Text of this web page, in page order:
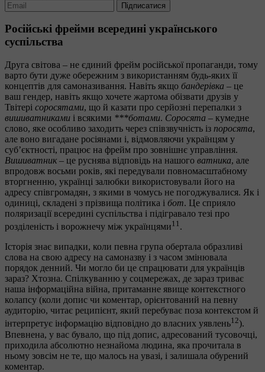
Підписатися
Російські фрейми всередині українського
суспільства
Друга світова – не єдиний фрейм російської пропаганди, тому
варто бути дуже обережним з використанням будь-яких її
концептів для самоназивання. Навіть якщо бандерівка – це
ваш гендер, навіть якщо хочете жартома обізвати друзів у
Твітері соросятами, що й казати про серйозні перепалки з
вишиватниками і всякими ***ботами. Соросята – кумедне
слово, яке особливо заходить через співзвучність із поросята,
але воно вигадане росіянами і, відмовляючи українцям у
суб’єктності, працює на фрейм про зовнішнє управління.
Вишиватник – це руснява відповідь на нашого ватника, але
впродовж восьми років, які передували повномасштабному
вторгненню, українці залюбки використовували його на
адресу співгромадян, з якими в чомусь не погоджувалися. Як і
одиниці, складені з прізвища політика і бот. Це сприяло
поляризації всередині суспільства і підігравало тезі про
розділеність і ворожнечу між українцями11.
Історія знає випадки, коли певна група обертала образливі
слова на свою адресу на самоназву і з часом змінювала
порядок денний. Чи могло би це спрацювати для українців
зараз? Хтозна. Спілкуванню у соцмережах, де зараз триває
наша інформаційна війна, притаманне явище контекстного
колапсу (коли допис чи коментар, орієнтований на певну
аудиторію, читає реципієнт, який перебуває поза контекстом й
інтерпретує інформацію відповідно до власних уявлень12).
Впевнена, у вас бувало, що під допис, адресований тусовочці,
приходила абсолютно незнайома людина, яка прочитала в
ньому зовсім не те, що малось на увазі, і залишала обурений
коментар.